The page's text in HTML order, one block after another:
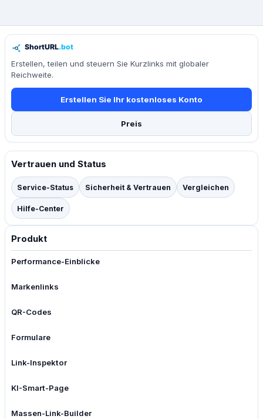
Erstellen, teilen und steuern Sie Kurzlinks mit globaler
Reichweite.
Erstellen Sie Ihr kostenloses Konto
Preis
Vertrauen und Status
Service-Status Sicherheit & Vertrauen Vergleichen
Hilfe-Center
Produkt
Performance-Einblicke
Markenlinks
QR-Codes
Formulare
Link-Inspektor
KI-Smart-Page
Massen-Link-Builder